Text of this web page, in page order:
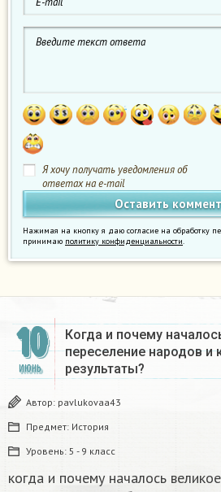
Я хочу получать уведомления об
ответах на e-mail
Нажимая на кнопку я даю согласие на обработку
принимаю политику конфиденциальности.
10
ИЮНЬ
Когда и почему
переселение народов и
результаты?​
Автор: pavlukovaa43
Предмет: История
Уровень: 5 - 9 класс
когда и почему началось